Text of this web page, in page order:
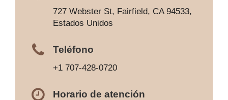
727 Webster St, Fairfield, CA 94533,
Estados Unidos
Teléfono
+1 707-428-0720
Horario de atención